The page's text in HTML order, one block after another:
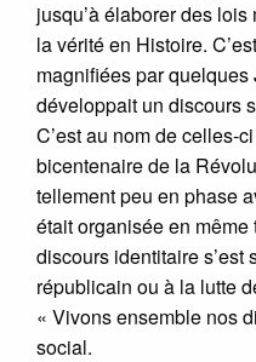
jusqu’à élaborer des
la vérité en Histoire.
magnifiées par
développait un discours
C’est au nom de celles-
bicentenaire de la
tellement peu en phase
était organisée en
discours identitaire s’est
républicain ou à la lutte
« Vivons ensemble nos
social.